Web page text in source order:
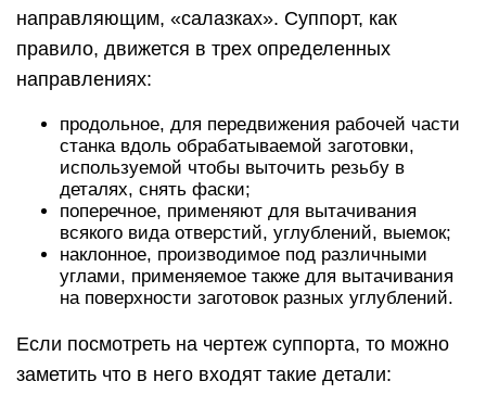
направляющим, «салазках». Суппорт, как
правило, движется в трех определенных
направлениях:
продольное, для передвижения рабочей части
станка вдоль обрабатываемой заготовки,
используемой чтобы выточить резьбу в
деталях, снять фаски;
поперечное, применяют для вытачивания
всякого вида отверстий, углублений, выемок;
наклонное, производимое под различными
углами, применяемое также для вытачивания
на поверхности заготовок разных углублений.
Если посмотреть на чертеж суппорта, то можно
заметить что в него входят такие детали: